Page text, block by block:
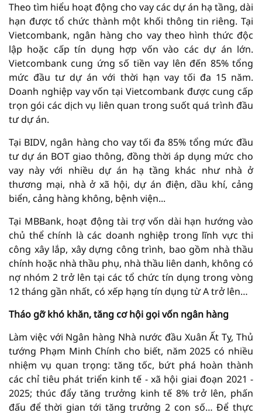
Theo tìm hiểu hoạt động cho vay các dự án hạ tầng, dài
hạn được tổ chức thành một khối thông tin riêng. Tại
Vietcombank, ngân hàng cho vay theo hình thức độc
lập hoặc cấp tín dụng hợp vốn vào các dự án lớn.
Vietcombank cung ứng số tiền vay lên đến 85% tổng
mức đầu tư dự án với thời hạn vay tối đa 15 năm.
Doanh nghiệp vay vốn tại Vietcombank được cung cấp
trọn gói các dịch vụ liên quan trong suốt quá trình đầu
tư dự án.
Tại BIDV, ngân hàng cho vay tối đa 85% tổng mức đầu
tư dự án BOT giao thông, đồng thời áp dụng mức cho
vay này với nhiều dự án hạ tầng khác như nhà ở
thương mại, nhà ở xã hội, dự án điện, dầu khí, cảng
biển, cảng hàng không, bệnh viện...
Tại MBBank, hoạt động tài trợ vốn dài hạn hướng vào
chủ thể chính là các doanh nghiệp trong lĩnh vực thi
công xây lắp, xây dựng công trình, bao gồm nhà thầu
chính hoặc nhà thầu phụ, nhà thầu liên danh, không có
nợ nhóm 2 trở lên tại các tổ chức tín dụng trong vòng
12 tháng gần nhất, có xếp hạng tín dụng từ A trở lên…
Tháo gỡ khó khăn, tăng cơ hội gọi vốn ngân hàng
Làm việc với Ngân hàng Nhà nước đầu Xuân Ất Tỵ, Thủ
tướng Phạm Minh Chính cho biết, năm 2025 có nhiều
nhiệm vụ quan trọng: tăng tốc, bứt phá hoàn thành
các chỉ tiêu phát triển kinh tế - xã hội giai đoạn 2021 -
2025; thúc đẩy tăng trưởng kinh tế 8% trở lên, phấn
đấu để thời gian tới tăng trưởng 2 con số… Để thực